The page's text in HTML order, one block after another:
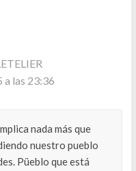
a las 23:36
nada más que
nuestro pueblo
Püeblo que está